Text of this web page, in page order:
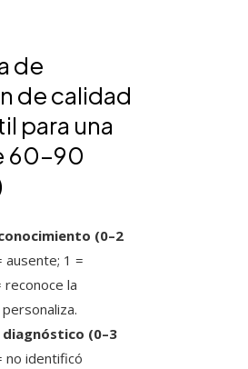
de
de calidad
para una
60–90
(0–2
ausente; 1 =
reconoce la
(0–3
no identificó